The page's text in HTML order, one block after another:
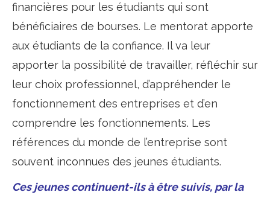
financières pour les étudiants qui sont
bénéficiaires de bourses. Le mentorat apporte
aux étudiants de la confiance. Il va leur
apporter la possibilité de travailler, réfléchir sur
leur choix professionnel, d’appréhender le
fonctionnement des entreprises et d’en
comprendre les fonctionnements. Les
références du monde de l’entreprise sont
souvent inconnues des jeunes étudiants.
Ces jeunes continuent-ils à être suivis, par la